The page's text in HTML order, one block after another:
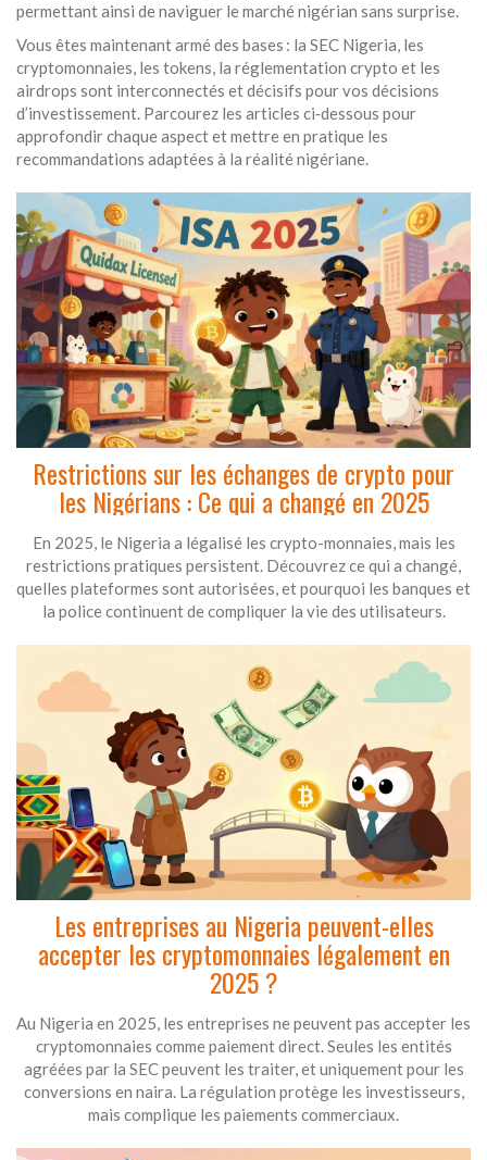
permettant ainsi de naviguer le marché nigérian sans surprise.
Vous êtes maintenant armé des bases : la SEC Nigeria, les
cryptomonnaies, les tokens, la réglementation crypto et les
airdrops sont interconnectés et décisifs pour vos décisions
d’investissement. Parcourez les articles ci‑dessous pour
approfondir chaque aspect et mettre en pratique les
recommandations adaptées à la réalité nigériane.
Restrictions sur les échanges de crypto pour
les Nigérians : Ce qui a changé en 2025
En 2025, le Nigeria a légalisé les crypto-monnaies, mais les
restrictions pratiques persistent. Découvrez ce qui a changé,
quelles plateformes sont autorisées, et pourquoi les banques et
la police continuent de compliquer la vie des utilisateurs.
Les entreprises au Nigeria peuvent-elles
accepter les cryptomonnaies légalement en
2025 ?
Au Nigeria en 2025, les entreprises ne peuvent pas accepter les
cryptomonnaies comme paiement direct. Seules les entités
agréées par la SEC peuvent les traiter, et uniquement pour les
conversions en naira. La régulation protège les investisseurs,
mais complique les paiements commerciaux.